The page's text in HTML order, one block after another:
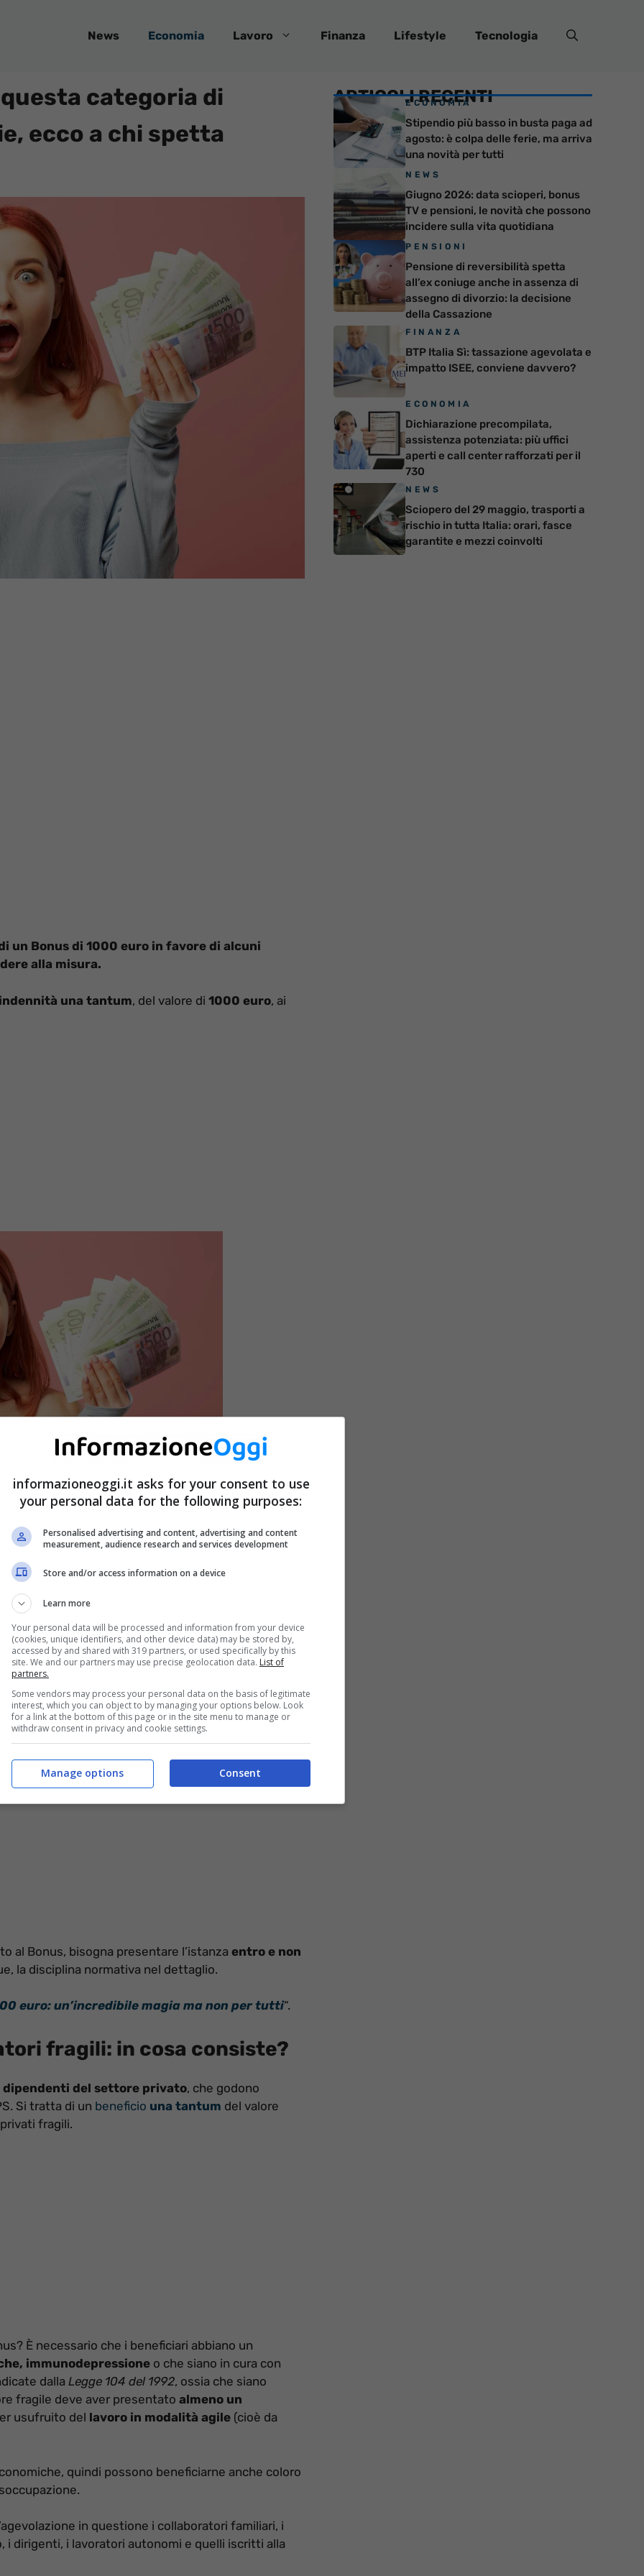
News Economia Lavoro Finanza Lifestyle Tecnologia
categoria di
ecco a chi spetta
un Bonus di 1000 euro in favore di alcuni
alla misura.
una tantum, del valore di 1000 euro, ai
, l’INPS ha comunicato che verrà versato un
dalla tutela in ambito Covid- 19 sancita
del beneficio rientra tra i provvedimenti della
modalità di presentazione della domanda, che va
tramite le credenziali SPID, CIE e CNS. In
Contact Center o di un Caf/ Patronato.
al Bonus, bisogna presentare l’istanza entro e non
la disciplina normativa nel dettaglio.
euro: un’incredibile magia ma non per tutti“.
fragili: in cosa consiste?
del settore privato, che godono
Si tratta di un beneficio una tantum del valore
fragili.
È necessario che i beneficiari abbiano un
immunodepressione o che siano in cura con
dalla Legge 104 del 1992, ossia che siano
fragile deve aver presentato almeno un
usufruito del lavoro in modalità agile (cioè da
quindi possono beneficiarne anche coloro
in questione i collaboratori familiari, i
i dirigenti, i lavoratori autonomi e quelli iscritti alla
ARTICOLI RECENTI
ECONOMIA
Stipendio più basso in busta paga ad
agosto: è colpa delle ferie, ma arriva
una novità per tutti
NEWS
Giugno 2026: data scioperi, bonus
TV e pensioni, le novità che possono
incidere sulla vita quotidiana
PENSIONI
Pensione di reversibilità spetta
all’ex coniuge anche in assenza di
assegno di divorzio: la decisione
della Cassazione
FINANZA
BTP Italia Sì: tassazione agevolata e
impatto ISEE, conviene davvero?
ECONOMIA
Dichiarazione precompilata,
assistenza potenziata: più uffici
aperti e call center rafforzati per il
730
NEWS
Sciopero del 29 maggio, trasporti a
rischio in tutta Italia: orari, fasce
garantite e mezzi coinvolti
informazioneoggi.it asks for your consent to use
your personal data for the following purposes:
Personalised advertising and content, advertising and content
measurement, audience research and services development
Store and/or access information on a device
Learn more
Your personal data will be processed and information from your device
(cookies, unique identifiers, and other device data) may be stored by,
accessed by and shared with 319 partners, or used specifically by this
site. We and our partners may use precise geolocation data. List of
partners.
Some vendors may process your personal data on the basis of legitimate
interest, which you can object to by managing your options below. Look
for a link at the bottom of this page or in the site menu to manage or
withdraw consent in privacy and cookie settings.
Consent
Manage options